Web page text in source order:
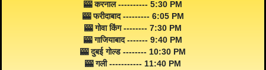
🎰 करनाल ---------- 5:30 PM
🎰 फरीदाबाद --------- 6:05 PM
🎰 गोवा किंग -------- 7:30 PM
🎰 गाजियाबाद ------- 9:40 PM
🎰 दुबई गोल्ड -------- 10:30 PM
🎰 गली ----------- 11:40 PM